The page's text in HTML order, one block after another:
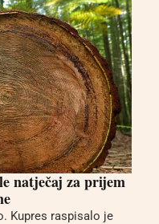
natječaj za prijem
Kupres raspisalo je